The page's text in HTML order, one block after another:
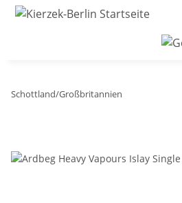
Schottland/Großbritannien